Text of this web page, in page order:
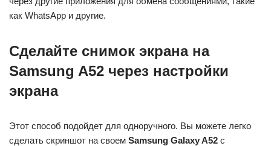
как WhatsApp и другие.
Сделайте снимок экрана на
Samsung A52 через настройки
экрана
Этот способ подойдет для одноручного. Вы можете легко
сделать скриншот на своем Samsung Galaxy A52 с